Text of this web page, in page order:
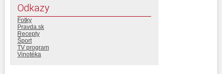
Odkazy
Fotky
Pravda.sk
Recepty
Šport
TV program
Vinotéka